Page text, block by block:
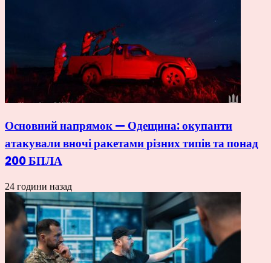
Основний напрямок — Одещина: окупанти
атакували вночі ракетами різних типів та понад
200 БПЛА
24 години назад